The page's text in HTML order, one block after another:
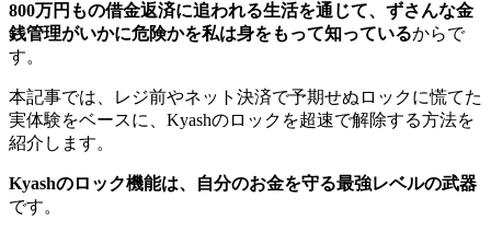
800万円もの借金返済に追われる生活を通じて、ずさんな金
銭管理がいかに危険かを私は身をもって知っているからで
す。
本記事では、レジ前やネット決済で予期せぬロックに慌てた
実体験をベースに、Kyashのロックを超速で解除する方法を
紹介します。
Kyashのロック機能は、自分のお金を守る最強レベルの武器
です。